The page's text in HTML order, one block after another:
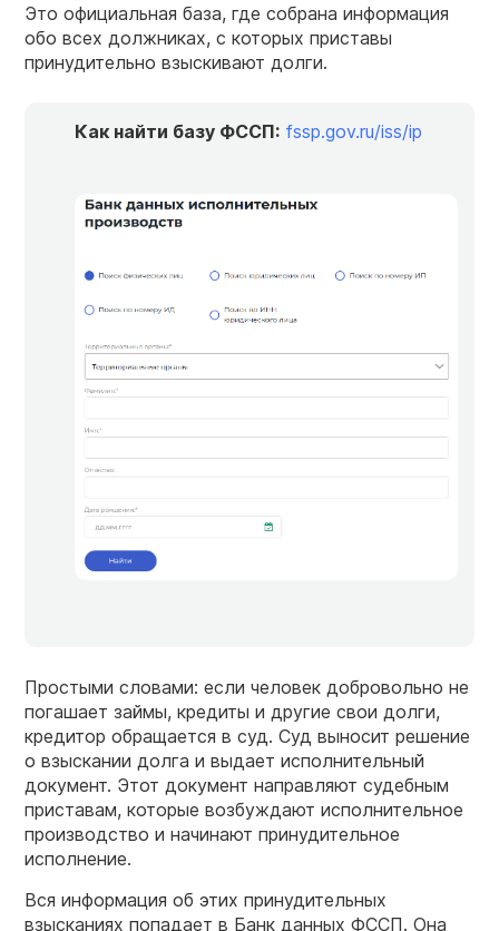
Это официальная база, где собрана информация
обо всех должниках, с которых приставы
принудительно взыскивают долги.
Как найти базу ФССП: fssp.gov.ru/iss/ip
Простыми словами: если человек добровольно не
погашает займы, кредиты и другие свои долги,
кредитор обращается в суд. Суд выносит решение
о взыскании долга и выдает исполнительный
документ. Этот документ направляют судебным
приставам, которые возбуждают исполнительное
производство и начинают принудительное
исполнение.
Вся информация об этих принудительных
взысканиях попадает в Банк данных ФССП. Она